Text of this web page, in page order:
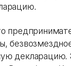
декларацию.